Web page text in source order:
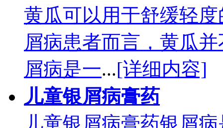
黄瓜可以用于舒缓轻
屑病患者而言，黄瓜
屑病是一...[详细内容]
儿童银屑病膏药
儿童银屑病膏药银屑